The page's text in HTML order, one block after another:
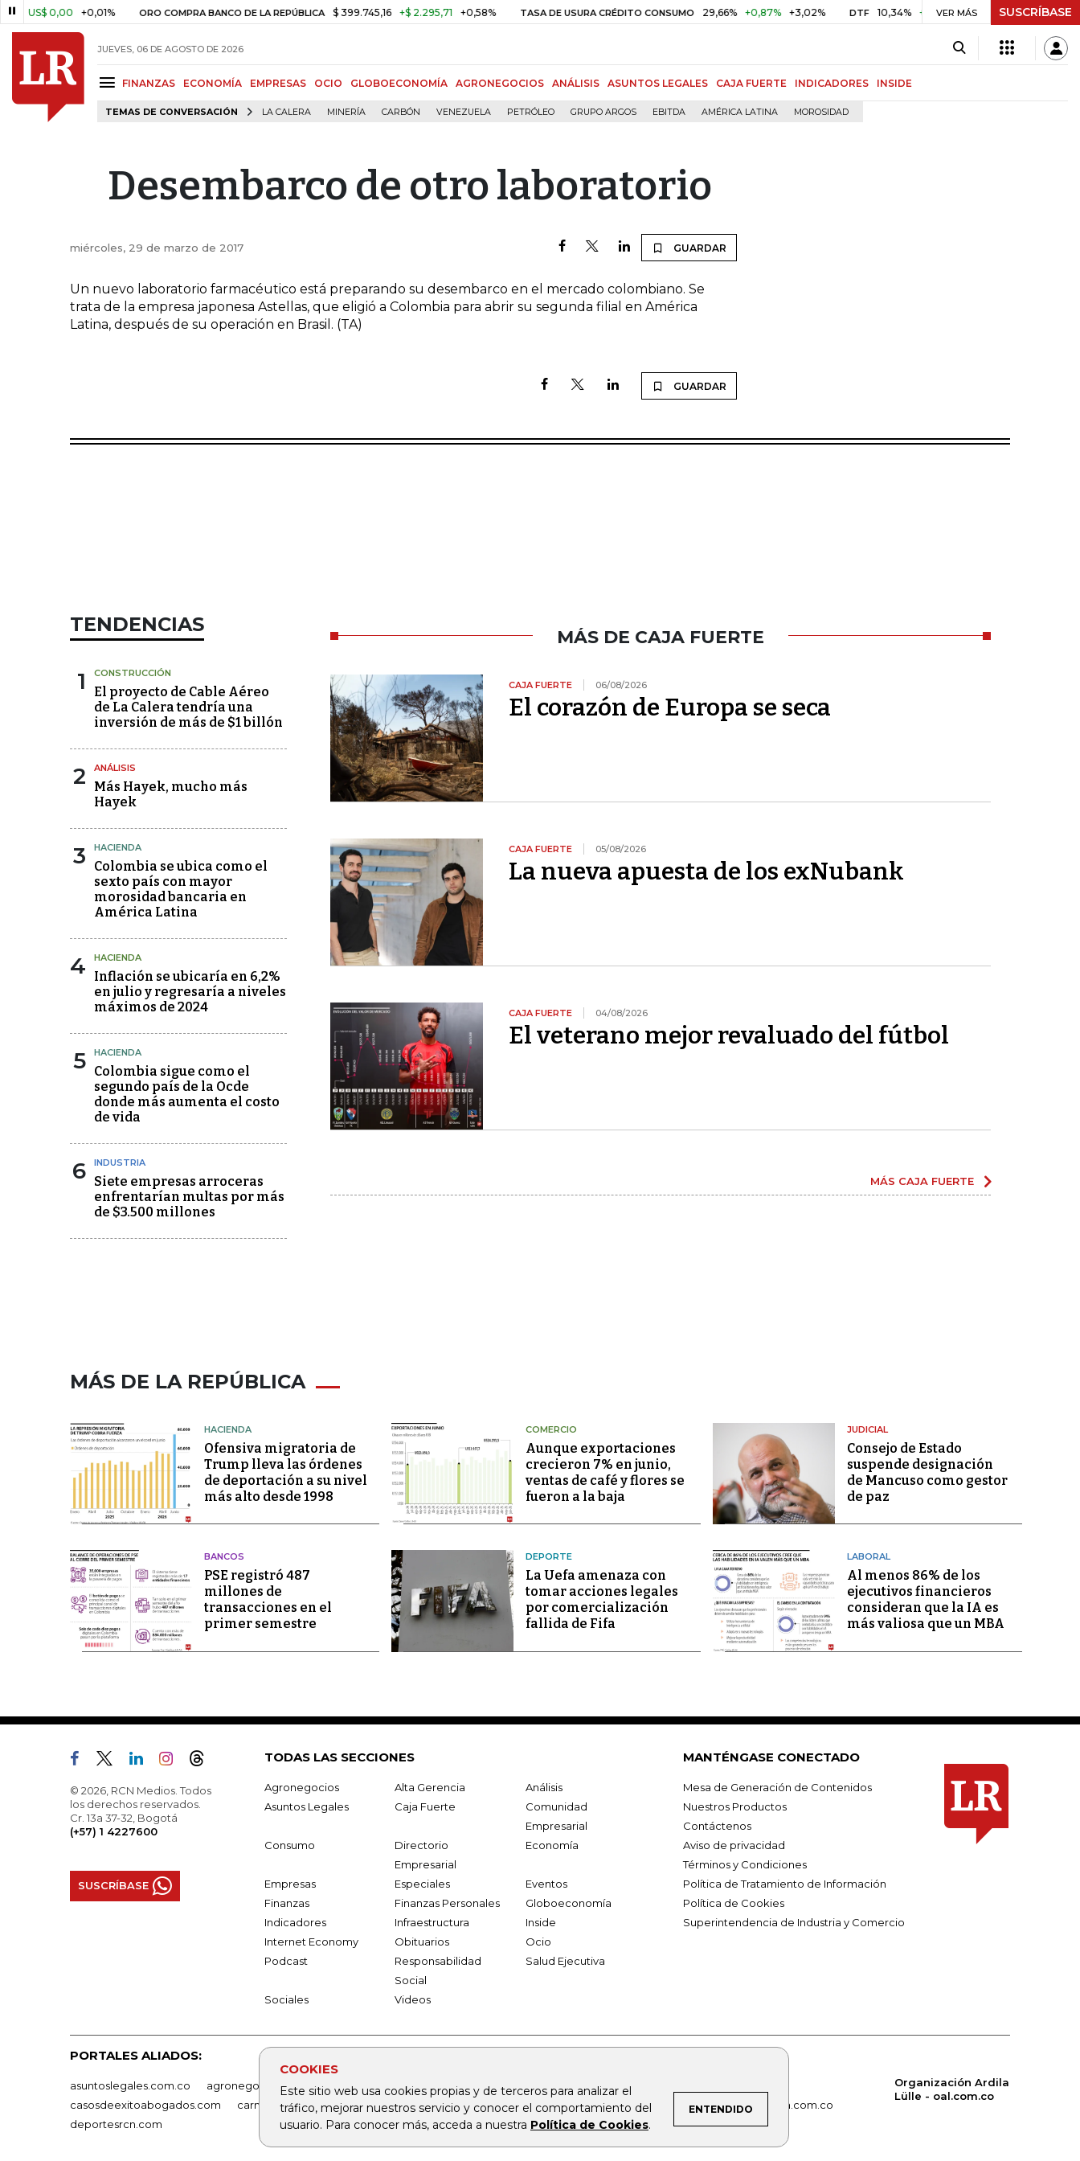
US$ 0,00 +0,01% ORO COMPRA BANCO DE LA REPÚBLICA $ 399.745,16 +$ 2.295,71 +0,58% TASA DE USURA CRÉDITO CONSUMO 29,66% +0,87% +3,02% DTF 10,34% +0,10% +0,98% UVR $ 416,86
VER MÁS SUSCRÍBASE
JUEVES, 06 DE AGOSTO DE 2026
FINANZAS ECONOMÍA EMPRESAS OCIO GLOBOECONOMÍA AGRONEGOCIOS ANÁLISIS ASUNTOS LEGALES CAJA FUERTE INDICADORES INSIDE
TEMAS DE CONVERSACIÓN LA CALERA MINERÍA CARBÓN VENEZUELA PETRÓLEO GRUPO ARGOS EBITDA AMÉRICA LATINA MOROSIDAD
COOKIES
Este sitio web usa cookies propias y de terceros para analizar el
tráfico, mejorar nuestros servicio y conocer el comportamiento del
usuario. Para conocer más, acceda a nuestra Política de Cookies.
ENTENDIDO
Desembarco de otro laboratorio
miércoles, 29 de marzo de 2017 GUARDAR
Un nuevo laboratorio farmacéutico está preparando su desembarco en el mercado colombiano. Se
trata de la empresa japonesa Astellas, que eligió a Colombia para abrir su segunda filial en América
Latina, después de su operación en Brasil. (TA)
GUARDAR
TENDENCIAS
1 CONSTRUCCIÓN
El proyecto de Cable Aéreo
de La Calera tendría una
inversión de más de $1 billón
2 ANÁLISIS
Más Hayek, mucho más
Hayek
3 HACIENDA
Colombia se ubica como el
sexto país con mayor
morosidad bancaria en
América Latina
4 HACIENDA
Inflación se ubicaría en 6,2%
en julio y regresaría a niveles
máximos de 2024
5 HACIENDA
Colombia sigue como el
segundo país de la Ocde
donde más aumenta el costo
de vida
6 INDUSTRIA
Siete empresas arroceras
enfrentarían multas por más
de $3.500 millones
MÁS DE CAJA FUERTE
CAJA FUERTE 06/08/2026
El corazón de Europa se seca
CAJA FUERTE 05/08/2026
La nueva apuesta de los exNubank
CAJA FUERTE 04/08/2026
El veterano mejor revaluado del fútbol
MÁS CAJA FUERTE
MÁS DE LA REPÚBLICA
HACIENDA
Ofensiva migratoria de
Trump lleva las órdenes
de deportación a su nivel
más alto desde 1998
COMERCIO
Aunque exportaciones
crecieron 7% en junio,
ventas de café y flores se
fueron a la baja
JUDICIAL
Consejo de Estado
suspende designación
de Mancuso como gestor
de paz
BANCOS
PSE registró 487
millones de
transacciones en el
primer semestre
DEPORTE
La Uefa amenaza con
tomar acciones legales
por comercialización
fallida de Fifa
LABORAL
Al menos 86% de los
ejecutivos financieros
consideran que la IA es
más valiosa que un MBA
© 2026, RCN Medios. Todos
los derechos reservados.
Cr. 13a 37-32, Bogotá
(+57) 1 4227600
SUSCRÍBASE
TODAS LAS SECCIONES
Agronegocios Alta Gerencia
Análisis
Asuntos Legales
Caja Fuerte
Comunidad
Empresarial
Consumo
Directorio
Empresarial
Economía
Empresas Especiales
Eventos
Finanzas
Finanzas Personales
Globoeconomía
Indicadores
Infraestructura
Inside
Internet Economy
Obituarios
Ocio
Podcast
Responsabilidad
Social
Salud Ejecutiva
Sociales Videos
MANTÉNGASE CONECTADO
Mesa de Generación de Contenidos
Nuestros Productos
Contáctenos
Aviso de privacidad
Términos y Condiciones
Política de Tratamiento de Información
Política de Cookies
Superintendencia de Industria y Comercio
PORTALES ALIADOS:
asuntoslegales.com.co agronegocios.co empresas.larepublica.co firmasdeabogados.com
bolsaencolombia.com
casosdeexitoabogados.com
carnavalindustriacultural.com canalrcn.com rcnradio.com noticiasrcn.com lafm.com.co
alerta.com.co
deportesrcn.com
Organización Ardila
Lülle - oal.com.co